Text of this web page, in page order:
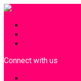
Connect with us